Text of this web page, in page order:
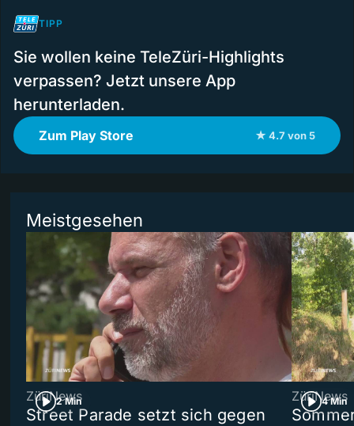
TIPP
Sie wollen keine TeleZüri-Highlights
verpassen? Jetzt unsere App
herunterladen.
Zum Play Store ★ 4.7 von 5
Meistgesehen
2 Min
ZüriNews
Street Parade setzt sich gegen
4 Min
ZüriNews